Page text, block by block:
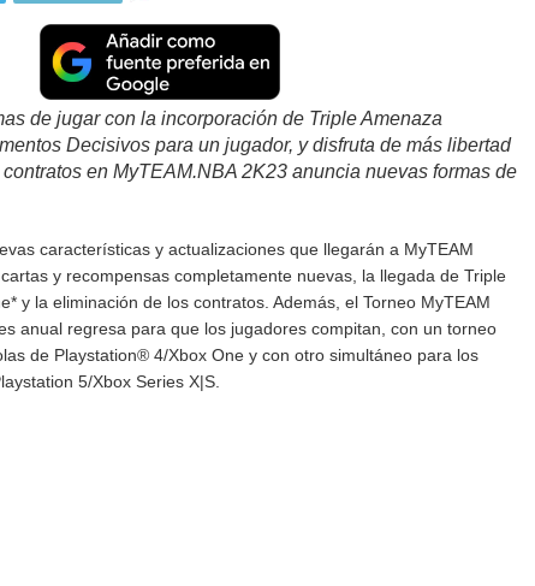
de jugar con la incorporación de Triple Amenaza
Decisivos para un jugador, y disfruta de más libertad
en MyTEAM.NBA 2K23 anuncia nuevas formas de
características y actualizaciones que llegarán a MyTEAM
y recompensas completamente nuevas, la llegada de Triple
y la eliminación de los contratos. Además, el Torneo MyTEAM
anual regresa para que los jugadores compitan, con un torneo
de Playstation® 4/Xbox One y con otro simultáneo para los
5/Xbox Series X|S.